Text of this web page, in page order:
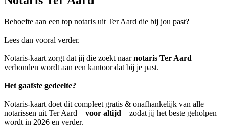
Behoefte aan een top notaris uit Ter Aard die bij jou past?
Lees dan vooral verder.
Notaris-kaart zorgt dat jij die zoekt naarnotaris Ter Aard
verbonden wordt aan een kantoor dat bij je past.
Het gaafste gedeelte?
Notaris-kaart doet dit compleet gratis & onafhankelijk van alle
notarissen uit Ter Aard – voor altijd – zodat jij het beste geholpen
wordt in 2026 en verder.